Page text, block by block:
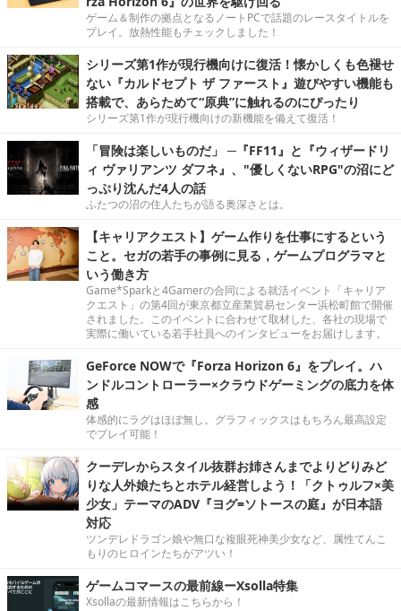
ゲーム＆制作の拠点となるノートPCで話題のレースタイトルを
プレイ。放熱性能もチェックしました！
シリーズ第1作が現行機向けに復活！懐かしくも色褪せ
ない『カルドセプト ザ ファースト』遊びやすい機能も
搭載で、あらためて“原典”に触れるのにぴったり
シリーズ第1作が現行機向けの新機能を備えて復活！
「冒険は楽しいものだ」 ─『FF11』と『ウィザードリ
ィ ヴァリアンツ ダフネ』、"優しくないRPG"の沼にど
っぷり沈んだ4人の話
ふたつの沼の住人たちが語る奥深さとは。
【キャリアクエスト】ゲーム作りを仕事にするという
こと。セガの若手の事例に見る，ゲームプログラマと
いう働き方
Game*Sparkと4Gamerの合同による就活イベント「キャリア
クエスト」の第4回が東京都立産業貿易センター浜松町館で開催
されました。このイベントに合わせて取材した、各社の現場で
実際に働いている若手社員へのインタビューをお届けします。
GeForce NOWで『Forza Horizon 6』をプレイ。ハ
ンドルコントローラー×クラウドゲーミングの底力を体
感
体感的にラグはほぼ無し。グラフィックスはもちろん最高設定
でプレイ可能！
クーデレからスタイル抜群お姉さんまでよりどりみど
りな人外娘たちとホテル経営しよう！「クトゥルフ×美
少女」テーマのADV『ヨグ=ソトースの庭』が日本語
対応
ツンデレドラゴン娘や無口な複眼死神美少女など、属性てんこ
もりのヒロインたちがアツい！
ゲームコマースの最前線ーXsolla特集
Xsollaの最新情報はこちらから！